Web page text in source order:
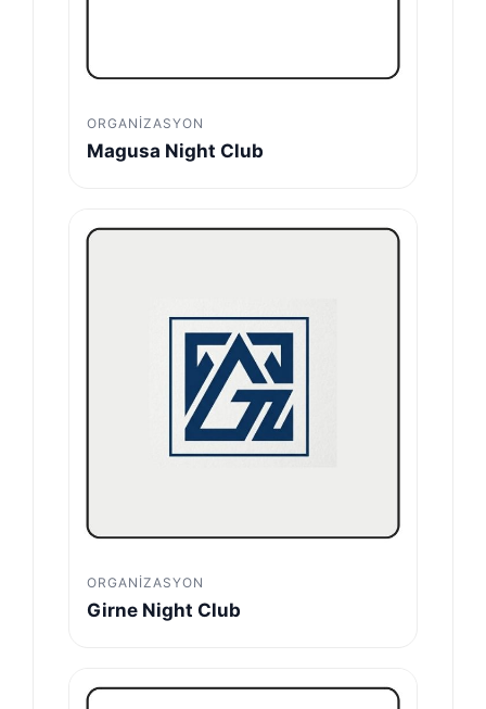
ORGANIZASYON
Magusa Night Club
ORGANIZASYON
Girne Night Club